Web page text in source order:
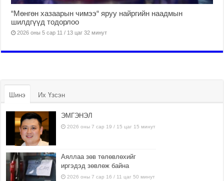
“Мөнгөн хазаарын чимээ“ яруу найргийн наадмын
шилдгүүд тодорлоо
2026 оны 5 сар 11 / 13 цаг 32 минут
Шинэ Их Үзсэн
ЭМГЭНЭЛ
2026 оны 7 сар 19 / 15 цаг 15 минут
Аяллаа зөв төлөвлөхийг
иргэдэд зөвлөж байна
2026 оны 7 сар 16 / 11 цаг 50 минут